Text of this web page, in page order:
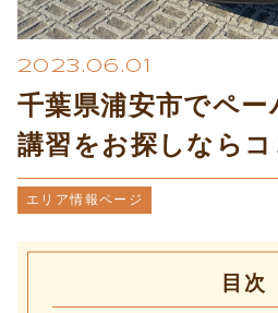
2023.06.01
千葉県浦安市でペ
講習をお探しならコ
エリア情報ページ
目次